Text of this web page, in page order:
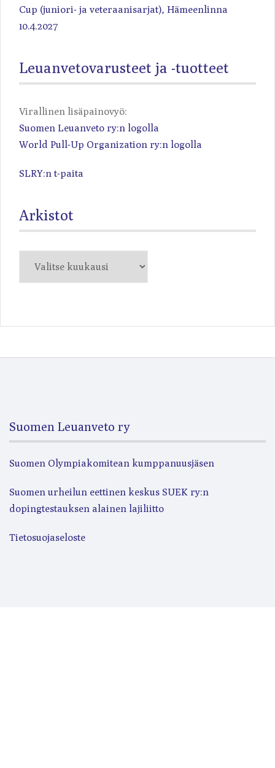
Cup (juniori- ja veteraanisarjat), Hämeenlinna
10.4.2027
Leuanvetovarusteet ja -tuotteet
Virallinen lisäpainovyö:
Suomen Leuanveto ry:n logolla
World Pull-Up Organization ry:n logolla
SLRY:n t-paita
Arkistot
Suomen Leuanveto ry
Suomen Olympiakomitean kumppanuusjäsen
Suomen urheilun eettinen keskus SUEK ry:n
dopingtestauksen alainen lajiliitto
Tietosuojaseloste